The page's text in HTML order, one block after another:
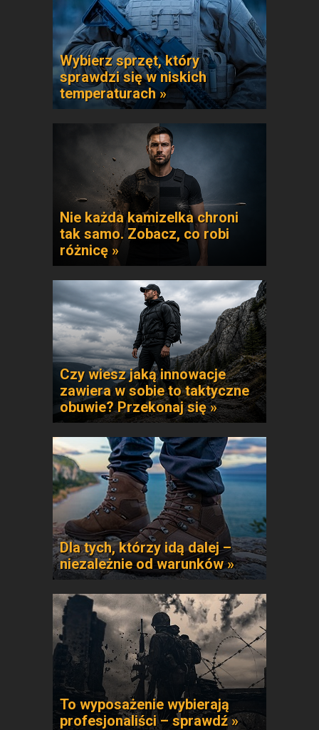
Wybierz sprzęt, który
sprawdzi się w niskich
temperaturach »
Nie każda kamizelka chroni
tak samo. Zobacz, co robi
różnicę »
Czy wiesz jaką innowacje
zawiera w sobie to taktyczne
obuwie? Przekonaj się »
Dla tych, którzy idą dalej –
niezależnie od warunków »
To wyposażenie wybierają
profesjonaliści – sprawdź »